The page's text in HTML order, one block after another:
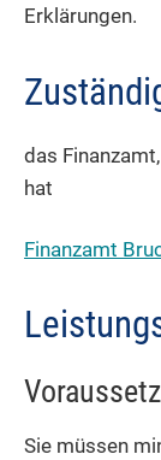
Erklärungen.
das
hat
Finanzamt
Sie müssen